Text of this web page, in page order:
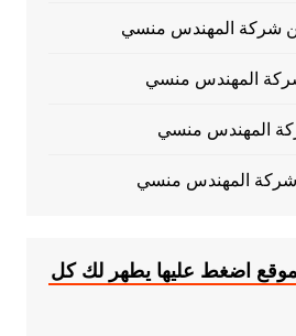
شركة المهندس منسي
المهندس منسي
المهندس منسي
شركة المهندس منسي
اضغط عليها يطهر لك كل